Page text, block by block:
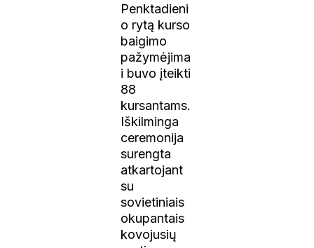
Penktadieni
o rytą kurso
baigimo
pažymėjima
i buvo įteikti
88
kursantams.
Iškilminga
ceremonija
surengta
atkartojant
su
sovietiniais
okupantais
kovojusių